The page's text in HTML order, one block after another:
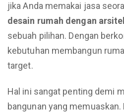
jika Anda memakai jasa
desain rumah dengan
sebuah pilihan. Dengan
kebutuhan membangun
target.
Hal ini sangat penting demi
bangunan yang